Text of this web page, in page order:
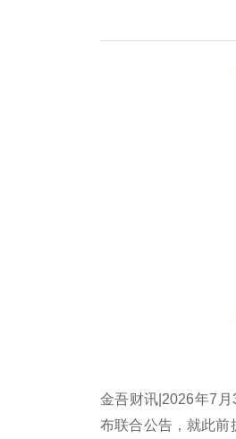
金吾财讯|2026年7
布联合公告，就此前